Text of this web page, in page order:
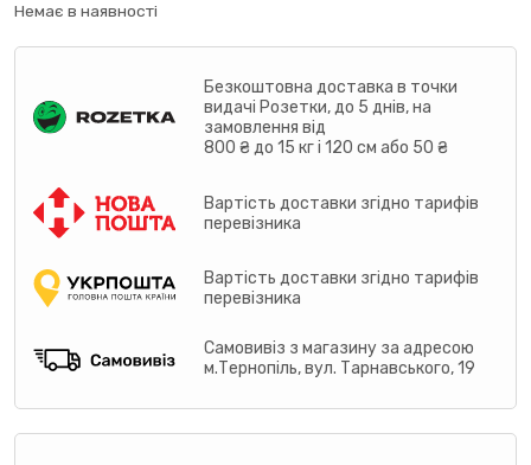
Немає в наявності
Безкоштовна доставка в точки
видачі Розетки, до 5 днів, на
замовлення від
800 ₴ до 15 кг і 120 см або 50 ₴
Вартість доставки згідно тарифів
перевізника
Вартість доставки згідно тарифів
перевізника
Самовивіз з магазину за адресою
м.Тернопіль, вул. Тарнавського, 19